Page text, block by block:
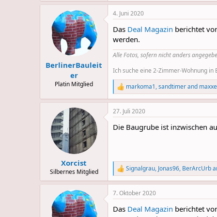
BerlinerBauleit
er
Platin Mitglied
4. Juni 2020
Das Deal Magazin berichtet
werden.
Alle Fotos, sofern nicht anders
Ich suche eine 2-Zimmer-Wohnung
R
e
a
c
i
:
markoma1,sandtimerand maxxe
Xorcist
Silbernes Mitglied
27. Juli 2020
Die Baugrube ist inzwischen
R
e
a
c
i
Signalgrau, Jonas96, BerArcUrb
7. Oktober 2020
Das Deal Magazin berichtet